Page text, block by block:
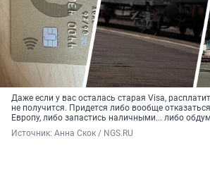
Даже если у вас осталась старая Visa,
не получится. Придется либо вообще
Европу, либо запастись наличными... либо
Источник: Анна Скок / NGS.RU